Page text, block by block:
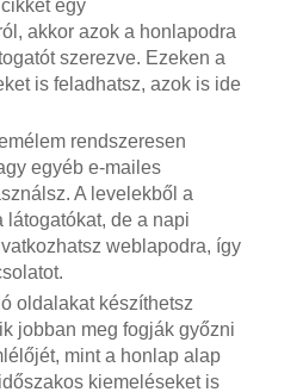
egy
akkor azok a honlapodra
szerezve. Ezeken a
is feladhatsz, azok is ide
rendszeresen
egyéb e-mailes
A levelekből a
látogatókat, de a napi
weblapodra, így
oldalakat készíthetsz
jobban meg fogják győzni
mint a honlap alap
kiemeléseket is